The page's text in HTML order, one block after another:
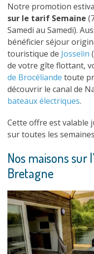
Notre promotion
sur le tarif Semaine
Samedi au Samedi).
bénéficier séjour
touristique de Josselin
de votre gîte flottant,
de Brocéliande toute
découvrir le canal de
bateaux électriques.
Cette offre est valable
sur toutes les
Nos maisons sur
Bretagne